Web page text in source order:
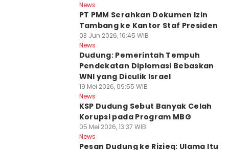
News
PT PMM Serahkan Dokumen Izin
Tambang ke Kantor Staf Presiden
03 Jun 2026, 16:45 WIB
News
Dudung: Pemerintah Tempuh
Pendekatan Diplomasi Bebaskan
WNI yang Diculik Israel
19 Mei 2026, 09:55 WIB
News
KSP Dudung Sebut Banyak Celah
Korupsi pada Program MBG
05 Mei 2026, 13:37 WIB
News
Pesan Dudung ke Rizieq: Ulama Itu